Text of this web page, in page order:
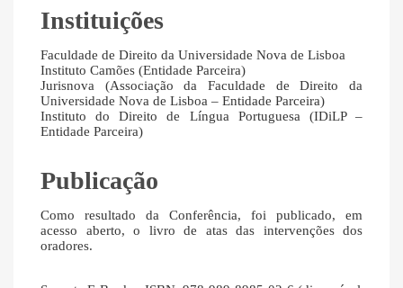
Instituições
Faculdade de Direito da Universidade Nova de Lisboa
Instituto Camões (Entidade Parceira)
Jurisnova (Associação da Faculdade de Direito da
Universidade Nova de Lisboa – Entidade Parceira)
Instituto do Direito de Língua Portuguesa (IDiLP –
Entidade Parceira)
Publicação
Como resultado da Conferência, foi publicado, em
acesso aberto, o livro de atas das intervenções dos
oradores.